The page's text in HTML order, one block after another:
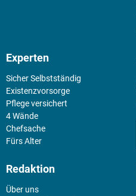
Experten
Sicher Selbstständig
Existenz­vorsorge
Pflege versichert
4 Wände
Chefsache
Fürs Alter
Redaktion
Über uns